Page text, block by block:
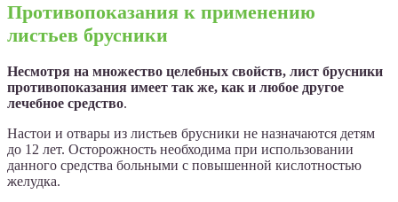
Противопоказания к применению
листьев брусники
Несмотря на множество целебных свойств, лист брусники
противопоказания имеет так же, как и любое другое
лечебное средство.
Настои и отвары из листьев брусники не назначаются детям
до 12 лет. Осторожность необходима при использовании
данного средства больными с повышенной кислотностью
желудка.